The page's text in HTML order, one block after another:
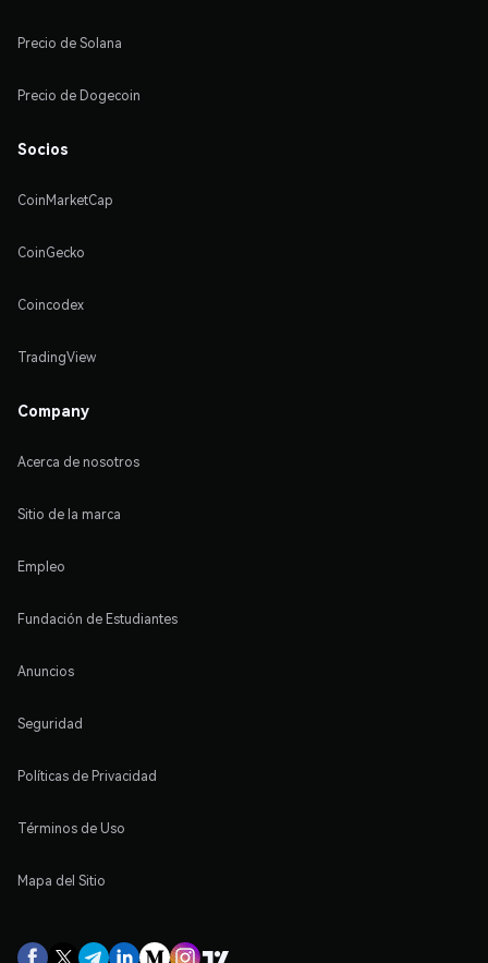
Precio de Solana
Precio de Dogecoin
Socios
CoinMarketCap
CoinGecko
Coincodex
TradingView
Company
Acerca de nosotros
Sitio de la marca
Empleo
Fundación de Estudiantes
Anuncios
Seguridad
Políticas de Privacidad
Términos de Uso
Mapa del Sitio